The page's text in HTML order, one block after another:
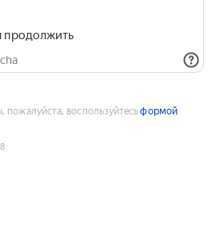
пожалуйста, воспользуйтесьформой